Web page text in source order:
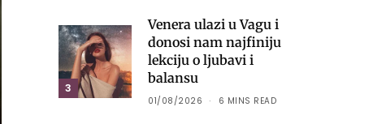
3
Venera ulazi u Vagu i
donosi nam najfiniju
lekciju o ljubavi i
balansu
01/08/2026 6 MINS READ